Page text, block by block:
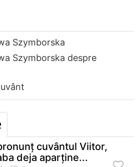
Szymborska
Szymborska despre
cuvântul Viitor,
deja aparţine...